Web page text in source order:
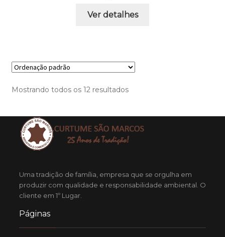
Ver detalhes
Mostrando todos os 12 resultados
Uma tradição de família, empresa que se orgulha em
produzir com qualidade e responsabilidade ambiental. O
cliente em 1º Lugar.
Páginas